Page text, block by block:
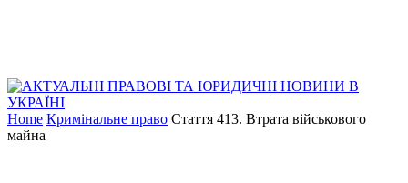
Home Кримінальне право Стаття 413. Втрата військового
майна